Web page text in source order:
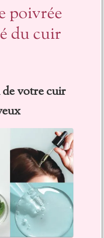
poivrée
du cuir
de votre cuir